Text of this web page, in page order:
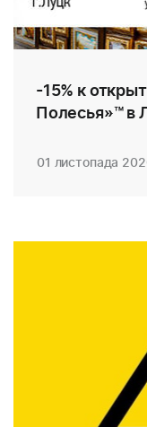
-15% к
Полесья»™ в
01 листопада